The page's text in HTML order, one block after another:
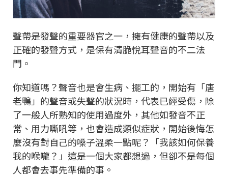
聲帶是發聲的重要器官之一，擁有健康的聲帶以及
正確的發聲方式，是保有清脆悅耳聲音的不二法
門。
你知道嗎？聲音也是會生病、擺工的，開始有「唐
老鴨」的聲音或失聲的狀況時，代表已經受傷，除
了一般人所熟知的使用過度外，其他如發音不正
常、用力嘶吼等，也會造成類似症狀，開始後悔怎
麼沒有對自己的嗓子溫柔一點呢？「我該如何保養
我的喉嚨？」這是一個大家都想過，但卻不是每個
人都會去事先準備的事。